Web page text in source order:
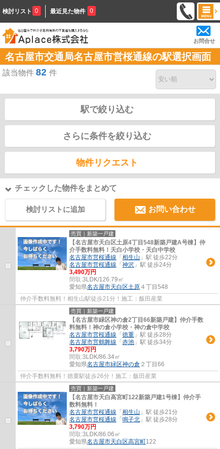
検討リスト 0 最近見た物件 0
お問合せ
名古屋市交通局名古屋市営桜通線の駅選択画面
該当物件 82 件
駅で絞り込む
さらに条件を絞り込む
物件リクエスト
チェックした物件をまとめて
検討リストに追加 お問い合わせ
売買｜新築一戸建
【名古屋市天白区土原4丁目548新築戸建A号棟】仲
介手数料無料！天白小学校・天白中学校
名古屋市営桜通線 「 相生山 」駅 徒歩22分
名古屋市営桜通線 「 神沢 」駅 徒歩24分
3,490万円
間取:3LDK/126.79㎡
愛知県名古屋市天白区土原 ４丁目548
仲介手数料無料！相生山駅徒歩21分！施工：飯田産業
売買｜新築一戸建
【名古屋市緑区神の倉2丁目66新築戸建】仲介手数
料無料！神の倉小学校・神の倉中学校
名古屋市営桜通線 「 徳重 」駅 徒歩28分
名古屋市営鶴舞線 「 赤池 」駅 徒歩34分
3,790万円
間取:3LDK/86.34㎡
愛知県名古屋市緑区神の倉 ２丁目66
仲介手数料無料！徳重駅徒歩26分！施工：飯田産業
売買｜新築一戸建
【名古屋市天白高宮町122新築戸建1号棟】仲介手
数料無料！
名古屋市営桜通線 「 相生山 」駅 徒歩21分
名古屋市営桜通線 「 鳴子北 」駅 徒歩28分
3,790万円
間取:3LDK/86.06㎡
愛知県名古屋市天白区高宮町122